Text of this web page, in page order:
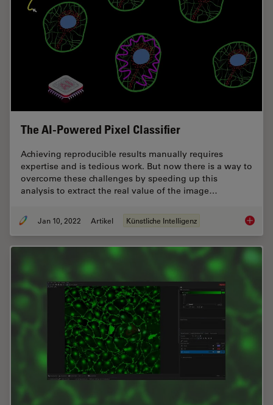
The AI-Powered Pixel Classifier
Achieving reproducible results manually requires
expertise and is tedious work. But now there is a way to
overcome these challenges by speeding up this
analysis to extract the real value of the image…
Jan 10, 2022 Artikel Künstliche Intelligenz The AI-